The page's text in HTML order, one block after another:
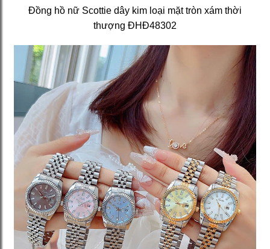
Đồng hồ nữ Scottie dây kim loại mặt tròn xám thời
thượng ĐHĐ48302